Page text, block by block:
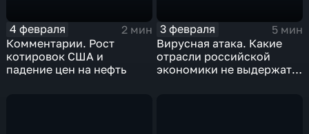
4 февраля
2 мин
Комментарии. Рост
котировок США и
падение цен на нефть
3 февраля
5 мин
Вирусная атака. Какие
отрасли российской
экономики не выдержат